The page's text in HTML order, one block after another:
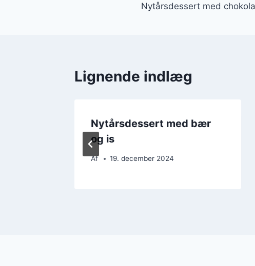
Nytårsdessert med
Lignende indlæg
Nytårsdessert med bær
og is
Af 19. december 2024